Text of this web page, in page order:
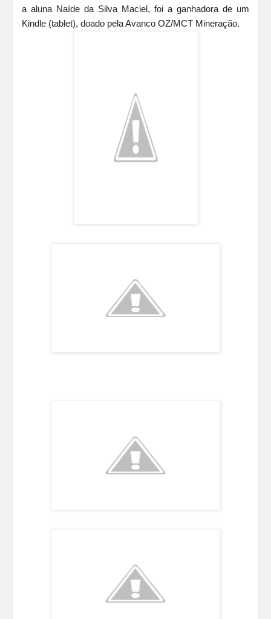
a aluna Naíde da Silva Maciel, foi a ganhadora de um
Kindle (tablet), doado pela Avanco OZ/MCT Mineração.